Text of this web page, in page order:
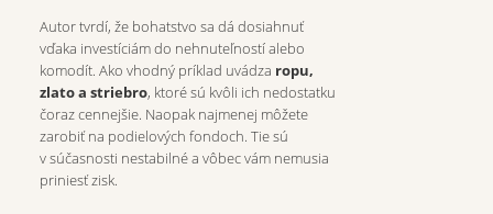
Autor tvrdí, že bohatstvo sa dá dosiahnuť
vďaka investíciám do nehnuteľností alebo
komodít. Ako vhodný príklad uvádza ropu,
zlato a striebro, ktoré sú kvôli ich nedostatku
čoraz cennejšie. Naopak najmenej môžete
zarobiť na podielových fondoch. Tie sú
v súčasnosti nestabilné a vôbec vám nemusia
priniesť zisk.